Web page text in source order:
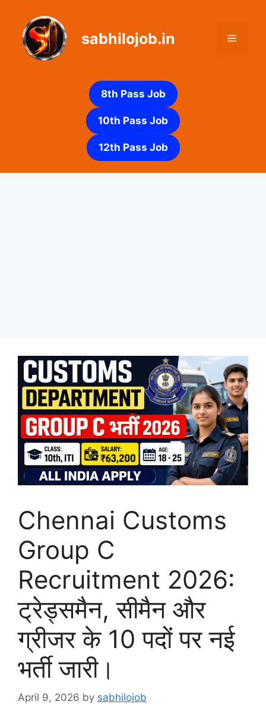
content
sabhilojob.in Menu
8th Pass Job
10th Pass Job
12th Pass Job
Chennai Customs
Group C
Recruitment 2026:
ट्रेड्समैन, सीमैन और
ग्रीजर के 10 पदों पर नई
भर्ती जारी।
April 9, 2026 by sabhilojob